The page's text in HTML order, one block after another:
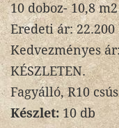
10 doboz- 10,8 m2
Eredeti ár: 22.200
Kedvezményes
KÉSZLETEN.
Fagyálló, R10
Készlet:10 db